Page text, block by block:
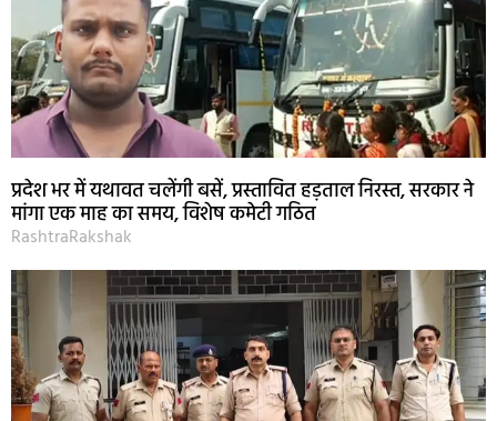
प्रदेश भर में यथावत चलेंगी बसें, प्रस्तावित हड़ताल निरस्त, सरकार ने
मांगा एक माह का समय, विशेष कमेटी गठित
RashtraRakshak